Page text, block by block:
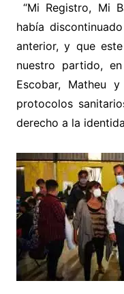
“Mi Registro, Mi
había
anterior, y que
nuestro partido,
Escobar, Matheu
protocolos
derecho a la